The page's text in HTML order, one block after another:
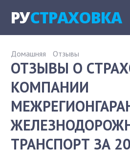
РУСТРАХОВКА
Домашняя Отзывы
ОТЗЫВЫ О
КОМПАНИИ
ТРАНСПОРТ ЗА